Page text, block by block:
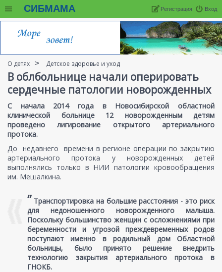
СИБМАМА Вход
Регистрация
О детях Детское здоровье и уход
В облбольнице начали оперировать
сердечные патологии новорожденных
​С начала 2014 года в Новосибирской областной
клинической больнице 12 новорожденным детям
проведено лигирование открытого артериального
протока.
До недавнего времени в регионе операции по закрытию
артериального протока у новорожденных детей
выполнялись только в НИИ патологии кровообращения
им. Мешалкина.
” Транспортировка на большие расстояния - это риск
для недоношенного новорожденного малыша.
Поскольку большинство женщин с осложнениями при
беременности и угрозой преждевременных родов
поступают именно в родильный дом Областной
больницы, было принято решение внедрить
технологию закрытия артериального протока в
ГНОКБ.